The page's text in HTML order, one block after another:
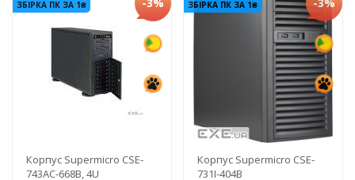
ЗБІРКА ПК ЗА 1₴
Корпус Supermicro CSE-
743AC-668B, 4U
ЗБІРКА ПК ЗА 1₴
Корпус Supermicro CSE-
731I-404B